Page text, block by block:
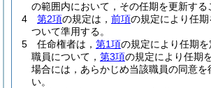
の範囲内において，その任期を更新する
4
第2項の規定は， 前項の規定により任
ついて準用する。
5
任命権者は， 第1項の規定により任期
職員について， 第3項の規定により任期
場合には，あらかじめ当該職員の同意を
い。